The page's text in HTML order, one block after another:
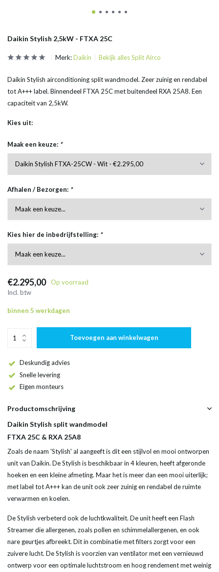
Daikin Stylish 2,5kW - FTXA 25C
Merk:Daikin Bekijk alles Split Airco
Daikin Stylish airconditioning split wandmodel. Zeer zuinig en rendabel
tot A+++ label. Binnendeel FTXA 25C met buitendeel RXA 25A8. Een
capaciteit van 2,5kW.
Kies uit:
Maak een keuze: *
Afhalen / Bezorgen: *
Kies hier de inbedrijfstelling: *
€2.295,00
Op voorraad
Incl. btw
binnen 5 werkdagen
Toevoegen aan winkelwagen
Deskundig advies
Snelle levering
Eigen monteurs
Productomschrijving
Daikin Stylish split wandmodel
FTXA 25C & RXA 25A8
Zoals de naam 'Stylish' al aangeeft is dit een stijlvol en mooi ontworpen
unit van Daikin. De Stylish is beschikbaar in 4 kleuren, heeft afgeronde
hoeken en een kleine afmeting. Maar het is meer dan een mooi uiterlijk;
met label tot A+++ kan de unit ook zeer zuinig en rendabel de ruimte
verwarmen en koelen.
De Stylish verbeterd ook de luchtkwaliteit. De unit heeft een Flash
Streamer die allergenen, zoals pollen en schimmelallergenen, en ook
nare geurtjes afbreekt. Dit in combinatie met filters zorgt voor een
zuivere lucht. De Stylish is voorzien van ventilator met een vernieuwd
ontwerp voor een optimale luchtstroom en hoog rendement met weinig